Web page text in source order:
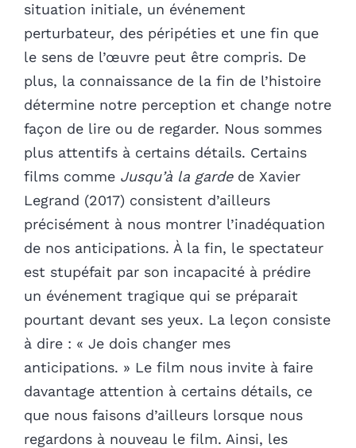
situation initiale, un événement
perturbateur, des péripéties et une fin que
le sens de l’œuvre peut être compris. De
plus, la connaissance de la fin de l’histoire
détermine notre perception et change notre
façon de lire ou de regarder. Nous sommes
plus attentifs à certains détails. Certains
films comme Jusqu’à la gardede Xavier
Legrand (2017) consistent d’ailleurs
précisément à nous montrer l’inadéquation
de nos anticipations. À la fin, le spectateur
est stupéfait par son incapacité à prédire
un événement tragique qui se préparait
pourtant devant ses yeux. La leçon consiste
à dire : « Je dois changer mes
anticipations. » Le film nous invite à faire
davantage attention à certains détails, ce
que nous faisons d’ailleurs lorsque nous
regardons à nouveau le film. Ainsi, les